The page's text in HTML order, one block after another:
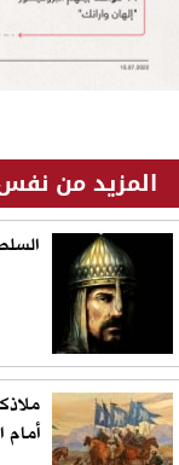
المزيد من
أمام